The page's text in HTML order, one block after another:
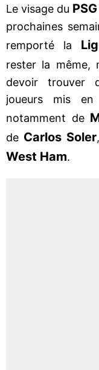
Le visage du PSG
prochaines
remporté la
rester la même,
devoir trouver
joueurs mis
notamment de
de Carlos Soler
West Ham.